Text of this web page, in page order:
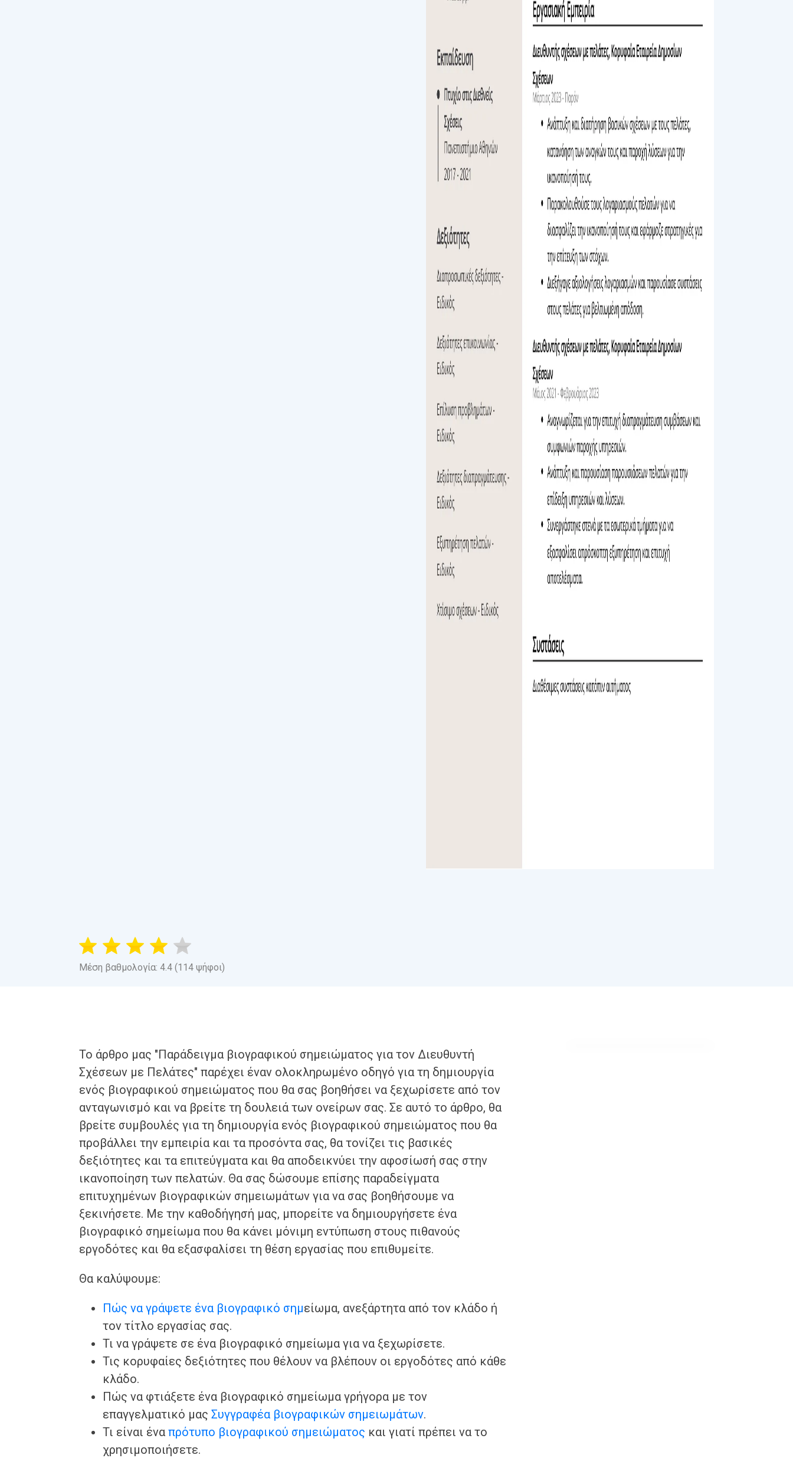
Μέση βαθμολογία: 4.4 (114 ψήφοι)
Το άρθρο μας "Παράδειγμα βιογραφικού σημειώματος για τον Διευθυντή
Σχέσεων με Πελάτες" παρέχει έναν ολοκληρωμένο οδηγό για τη δημιουργία
ενός βιογραφικού σημειώματος που θα σας βοηθήσει να ξεχωρίσετε από τον
ανταγωνισμό και να βρείτε τη δουλειά των ονείρων σας. Σε αυτό το άρθρο, θα
βρείτε συμβουλές για τη δημιουργία ενός βιογραφικού σημειώματος που θα
προβάλλει την εμπειρία και τα προσόντα σας, θα τονίζει τις βασικές
δεξιότητες και τα επιτεύγματα και θα αποδεικνύει την αφοσίωσή σας στην
ικανοποίηση των πελατών. Θα σας δώσουμε επίσης παραδείγματα
επιτυχημένων βιογραφικών σημειωμάτων για να σας βοηθήσουμε να
ξεκινήσετε. Με την καθοδήγησή μας, μπορείτε να δημιουργήσετε ένα
βιογραφικό σημείωμα που θα κάνει μόνιμη εντύπωση στους πιθανούς
εργοδότες και θα εξασφαλίσει τη θέση εργασίας που επιθυμείτε.
Θα καλύψουμε:
Πώς να γράψετε ένα βιογραφικό σημείωμα, ανεξάρτητα από τον κλάδο ή
τον τίτλο εργασίας σας.
Τι να γράψετε σε ένα βιογραφικό σημείωμα για να ξεχωρίσετε.
Τις κορυφαίες δεξιότητες που θέλουν να βλέπουν οι εργοδότες από κάθε
κλάδο.
Πώς να φτιάξετε ένα βιογραφικό σημείωμα γρήγορα με τον
επαγγελματικό μαςΣυγγραφέα βιογραφικών σημειωμάτων.
Τι είναι έναπρότυπο βιογραφικού σημειώματος και γιατί πρέπει να το
χρησιμοποιήσετε.